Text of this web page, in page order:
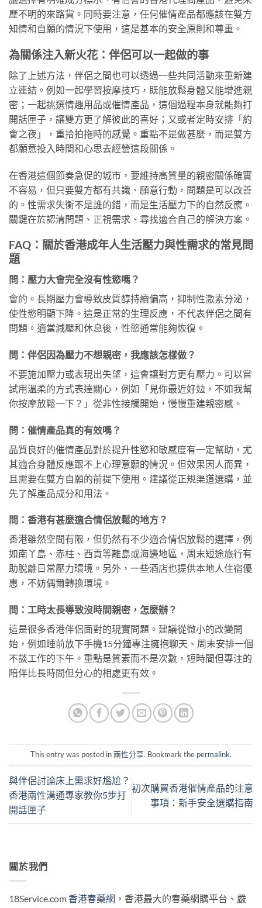
歷不明的來路貨。同時要注意，任何催情產品都應該在雙方
知情和自願的情況下使用，這是基本的安全原則和尊重。
為關係注入新火花：伴侶可以一起做的事
除了上述方法，伴侶之間也可以透過一些共同活動來重新建
立連結。例如一起學習按摩技巧，既能放鬆身體又能增進親
密；一起挑選情趣用品或催情產品，這個過程本身就能夠打
開話匣子，讓雙方更了解彼此的喜好；又或者定時安排「約
會之夜」，重拾拍拖時的感覺。重點不是做甚麼，而是雙方
都願意投入時間和心思去經營這段關係。
在香港這個節奏急促的城市，要維持高質量的親密關係確實
不容易，但只要雙方都有共識、願意行動，問題是可以改善
的。性需求失衡不是誰的錯，而是生活壓力下的自然反應。
關鍵在於認清問題、正視需求、尋找適合自己的解決方案。
FAQ：關於香港成年人生活壓力與性需求的常見問
題
問：壓力大會完全沒有性慾嗎？
會的。長期壓力會導致皮質醇持續偏高，抑制性激素分泌，
使性慾明顯下降。這是正常的生理反應，不代表伴侶之間有
問題。適當減壓和休息後，性慾通常能夠恢復。
問：伴侶因為壓力不想親密，我應該怎樣做？
不要施加壓力或表現出失望，這會讓對方更有壓力。可以嘗
試用溫柔的方式表達關心，例如「見你最近好攰，不如我幫
你按摩放鬆一下？」從非性接觸開始，慢慢重建親密感。
問：催情產品真的有效嗎？
品質良好的催情產品對於提升性慾和敏感度有一定幫助，尤
其適合身體反應跟不上心理意願的情況。但效果因人而異，
且需要在雙方自願的前提下使用。建議從正規渠道選購，並
先了解產品成分和用法。
問：香港有甚麼適合情侶放鬆的地方？
香港雖然空間有限，但仍然有不少適合情侶放鬆的選擇，例
如南丫島、赤柱、西貢等離島或海邊地區，周末短途旅行有
助脫離日常壓力環境。另外，一些酒店也提供本地人住宿優
惠，不妨偶爾轉換環境。
問：工時太長導致沒時間親密，怎麼辦？
這是很多香港伴侶面對的現實問題。建議從微小的改變開
始，例如睡前放下手機15分鐘專注擁抱聊天、周末安排一個
不談工作的下午。重點是質素而不是次數，短時間但專注的
陪伴比長時間但分心的相處更有效。
This entry was posted in兩性分享. Bookmark the permalink.
與伴侶討論床上需求好尷尬？
香港兩性溝通專家教你5步打
開話匣子
初次購買香港催情產品的注意
事項：新手安全選購指南
關於我們
18Service.com香港春藥網 ，香港最大的春藥網購平台、嚴